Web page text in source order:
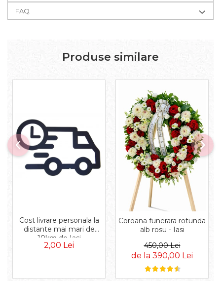
FAQ
Produse similare
Cost livrare personala la
distante mai mari de
10km de Iasi
2,00 Lei
Coroana funerara rotunda
alb rosu - Iasi
450,00 Lei
de la 390,00 Lei